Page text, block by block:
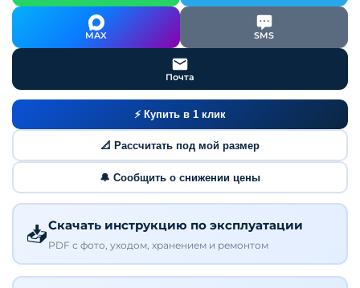
MAX SMS
Почта
⚡ Купить в 1 клик
📐 Рассчитать под мой размер
🔔 Сообщить о снижении цены
📥Скачать инструкцию по эксплуатации
PDF с фото, уходом, хранением и ремонтом